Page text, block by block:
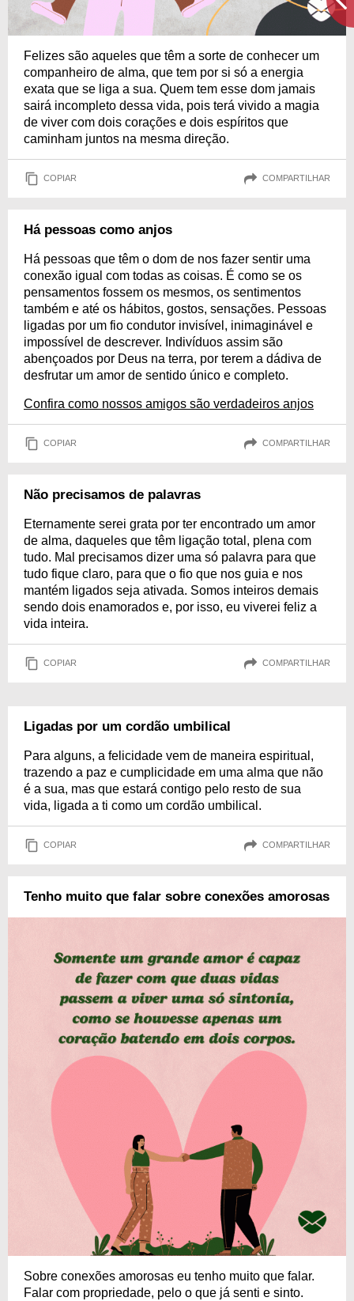
Felizes são aqueles que têm a sorte de conhecer um
companheiro de alma, que tem por si só a energia
exata que se liga a sua. Quem tem esse dom jamais
sairá incompleto dessa vida, pois terá vivido a magia
de viver com dois corações e dois espíritos que
caminham juntos na mesma direção.
COPIAR COMPARTILHAR
Há pessoas como anjos
Há pessoas que têm o dom de nos fazer sentir uma
conexão igual com todas as coisas. É como se os
pensamentos fossem os mesmos, os sentimentos
também e até os hábitos, gostos, sensações. Pessoas
ligadas por um fio condutor invisível, inimaginável e
impossível de descrever. Indivíduos assim são
abençoados por Deus na terra, por terem a dádiva de
desfrutar um amor de sentido único e completo.
Confira como nossos amigos são verdadeiros anjos
COPIAR COMPARTILHAR
Não precisamos de palavras
Eternamente serei grata por ter encontrado um amor
de alma, daqueles que têm ligação total, plena com
tudo. Mal precisamos dizer uma só palavra para que
tudo fique claro, para que o fio que nos guia e nos
mantém ligados seja ativada. Somos inteiros demais
sendo dois enamorados e, por isso, eu viverei feliz a
vida inteira.
COPIAR COMPARTILHAR
Ligadas por um cordão umbilical
Para alguns, a felicidade vem de maneira espiritual,
trazendo a paz e cumplicidade em uma alma que não
é a sua, mas que estará contigo pelo resto de sua
vida, ligada a ti como um cordão umbilical.
COPIAR COMPARTILHAR
Tenho muito que falar sobre conexões amorosas
Sobre conexões amorosas eu tenho muito que falar.
Falar com propriedade, pelo o que já senti e sinto.